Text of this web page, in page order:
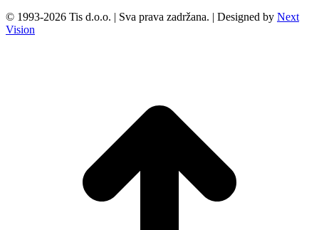
© 1993-2026 Tis d.o.o. | Sva prava zadržana. | Designed by Next
Vision